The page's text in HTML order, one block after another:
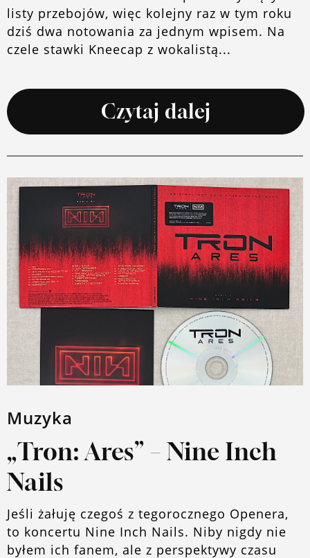
listy przebojów, więc kolejny raz w tym roku
dziś dwa notowania za jednym wpisem. Na
czele stawki Kneecap z wokalistą...
Czytaj dalej
Muzyka
„Tron: Ares” – Nine Inch
Nails
Jeśli żałuję czegoś z tegorocznego Openera,
to koncertu Nine Inch Nails. Niby nigdy nie
byłem ich fanem, ale z perspektywy czasu